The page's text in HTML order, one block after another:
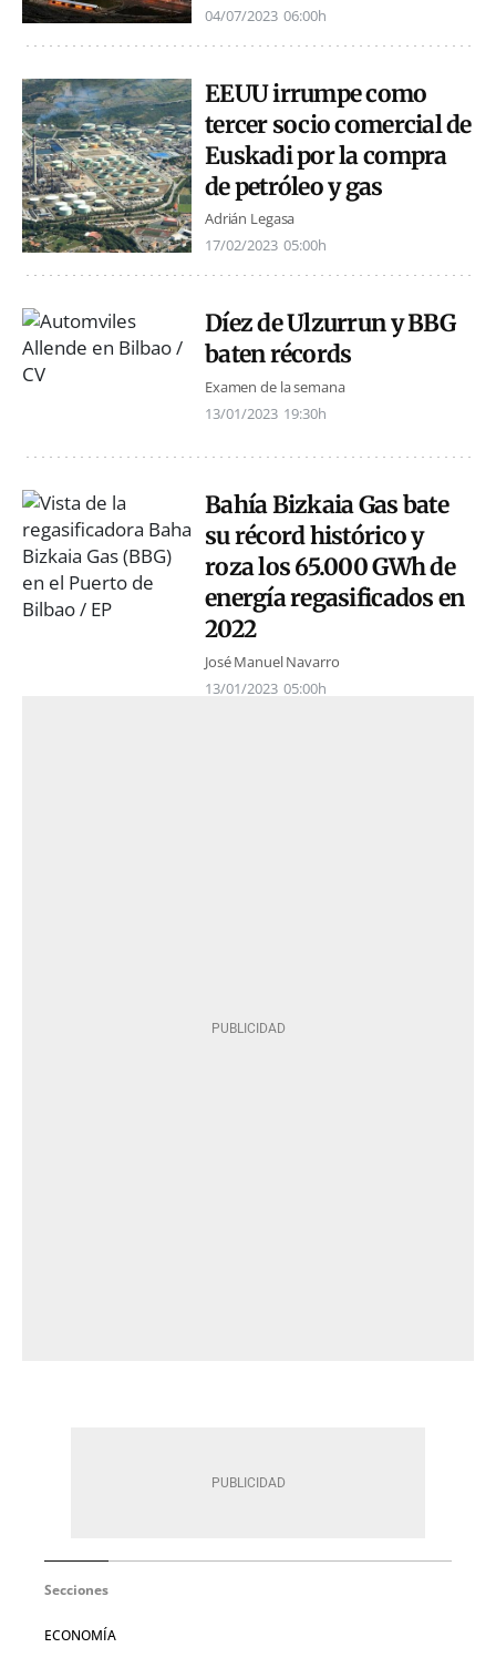
04/07/2023 06:00h
EEUU irrumpe como
tercer socio comercial de
Euskadi por la compra
de petróleo y gas
Adrián Legasa
17/02/2023 05:00h
Díez de Ulzurrun y BBG
baten récords
Examen de la semana
13/01/2023 19:30h
Bahía Bizkaia Gas bate
su récord histórico y
roza los 65.000 GWh de
energía regasificados en
2022
José Manuel Navarro
13/01/2023 05:00h
Secciones
ECONOMÍA